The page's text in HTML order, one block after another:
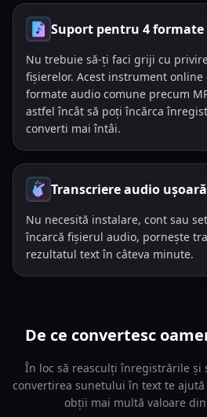
Suport pentru 4
Nu trebuie să-ți faci griji cu
fișierelor. Acest instrument
formate audio comune precum
astfel încât să poți încărca
converti mai întâi.
Transcriere audio ușoară
Nu necesită instalare, cont sau
încarcă fișierul audio, pornește
rezultatul text în câteva minute.
De ce convertesc
În loc să reasculți înregistrările și
convertirea sunetului în text te
obții mai multă valoare